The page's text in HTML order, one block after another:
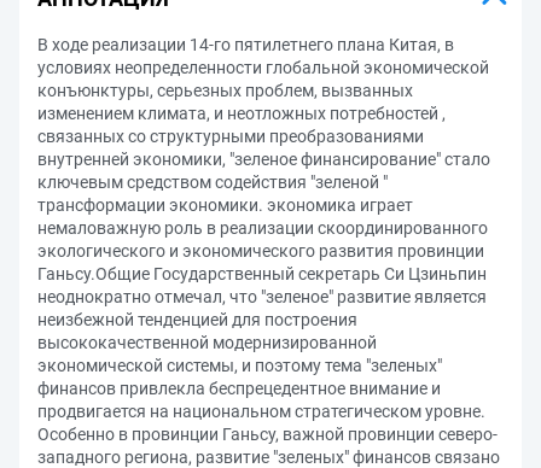
В ходе реализации 14-го пятилетнего плана Китая, в
условиях неопределенности глобальной экономической
конъюнктуры, серьезных проблем, вызванных
изменением климата, и неотложных потребностей ,
связанных со структурными преобразованиями
внутренней экономики, "зеленое финансирование" стало
ключевым средством содействия "зеленой "
трансформации экономики. экономика играет
немаловажную роль в реализации скоординированного
экологического и экономического развития провинции
Ганьсу.Общие Государственный секретарь Си Цзиньпин
неоднократно отмечал, что "зеленое" развитие является
неизбежной тенденцией для построения
высококачественной модернизированной
экономической системы, и поэтому тема "зеленых"
финансов привлекла беспрецедентное внимание и
продвигается на национальном стратегическом уровне.
Особенно в провинции Ганьсу, важной провинции северо-
западного региона, развитие "зеленых" финансов связано